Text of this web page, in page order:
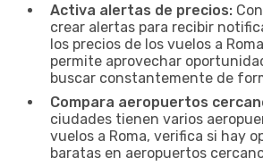
Activa alertas de precios:
crear alertas para recibir
los precios de los vuelos a
permite aprovechar
buscar constantemente de
Compara aeropuertos
ciudades tienen varios
vuelos a Roma, verifica si hay
baratas en aeropuertos